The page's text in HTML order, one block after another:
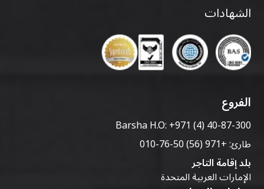
الشهادات
الفروع
Barsha H.O:+971 (4) 40-87-300
طارئ:+971 (56) 50-76-010
بلد إقامة التاجر
الإمارات العربية المتحدة